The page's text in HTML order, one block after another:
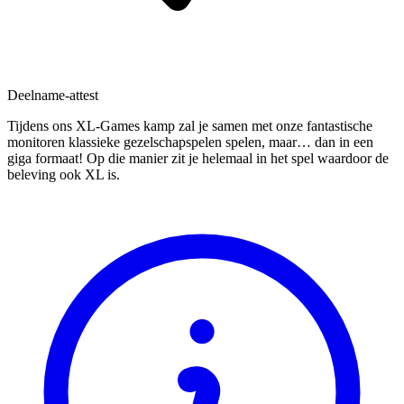
Deelname-attest
Tijdens ons XL-Games kamp zal je samen met onze fantastische
monitoren klassieke gezelschapspelen spelen, maar… dan in een
giga formaat! Op die manier zit je helemaal in het spel waardoor de
beleving ook XL is.